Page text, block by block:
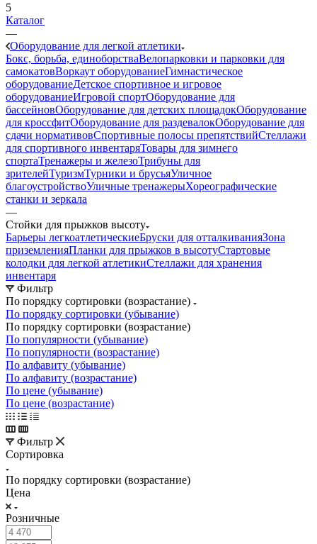
5
Каталог
—
Оборудование для легкой атлетики
Бокс, борьба, единоборстваВелопарковки и парковки для
самокатовВоркаут оборудованиеГимнастическое
оборудованиеДетское спортивное и игровое
оборудованиеИгровой спортОборудование для
бассейновОборудование для детских площадокОборудование
для кроссфитОборудование для раздевалокОборудование для
сдачи нормативовСпортивные полосы препятствийСтеллажи
для спортивного инвентаряТовары для зимнего
спортаТренажеры и железоТрибуны для
зрителейТуризмТурники и брусьяУличное
благоустройствоУличные тренажерыХореографические
станки и зеркала
—
Стойки для прыжков высоту
Барьеры легкоатлетическиеБруски для отталкиванияЗона
приземленияПланки для прыжков в высотуСтартовые
колодки для легкой атлетикиСтеллажи для хранения
инвентаря
Фильтр
По порядку сортировки (возрастание)
По порядку сортировки (убывание)
По порядку сортировки (возрастание)
По популярности (убывание)
По популярности (возрастание)
По алфавиту (убывание)
По алфавиту (возрастание)
По цене (убывание)
По цене (возрастание)
Фильтр
Сортировка
По порядку сортировки (возрастание)
Цена
Розничные